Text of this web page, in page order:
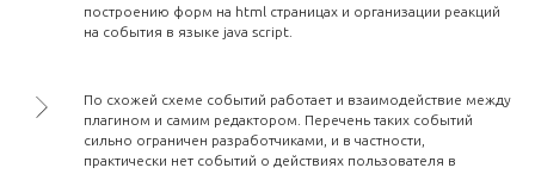
построению форм на html страницах и организации реакций
на события в языке java script.
По схожей схеме событий работает и взаимодействие между
плагином и самим редактором. Перечень таких событий
сильно ограничен разработчиками, и в частности,
практически нет событий о действиях пользователя в